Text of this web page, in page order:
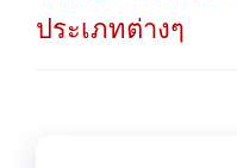
ประเภทต่างๆ